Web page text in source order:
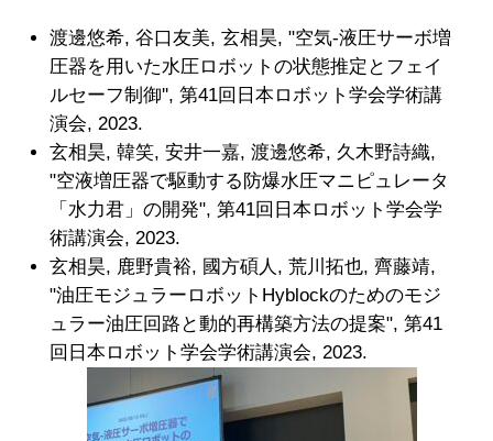
渡邊悠希, 谷口友美, 玄相昊, "空気-液圧サーボ増
圧器を用いた水圧ロボットの状態推定とフェイ
ルセーフ制御'', 第41回日本ロボット学会学術講
演会, 2023.
玄相昊, 韓笑, 安井一嘉, 渡邊悠希, 久木野詩織,
"空液増圧器で駆動する防爆水圧マニピュレータ
「水力君」の開発", 第41回日本ロボット学会学
術講演会, 2023.
玄相昊, 鹿野貴裕, 國方碩人, 荒川拓也, 齊藤靖,
"油圧モジュラーロボットHyblockのためのモジ
ュラー油圧回路と動的再構築方法の提案", 第41
回日本ロボット学会学術講演会, 2023.